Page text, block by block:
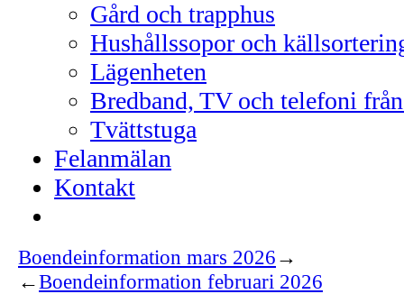
Gård och trapphus
Hushållssopor och
Lägenheten
Bredband, TV och telefoni
Tvättstuga
Felanmälan
Kontakt
Boendeinformation mars 2026→
←Boendeinformation februari 2026